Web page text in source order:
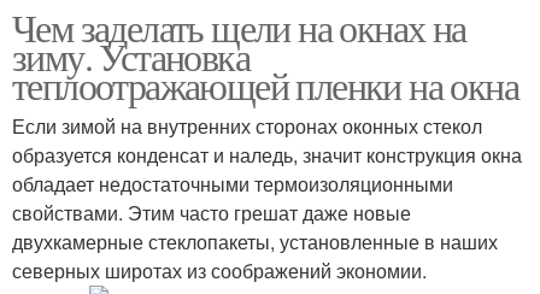
Чем заделать щели на окнах на
зиму. Установка
теплоотражающей пленки на окна
Если зимой на внутренних сторонах оконных стекол
образуется конденсат и наледь, значит конструкция окна
обладает недостаточными термоизоляционными
свойствами. Этим часто грешат даже новые
двухкамерные стеклопакеты, установленные в наших
северных широтах из соображений экономии.